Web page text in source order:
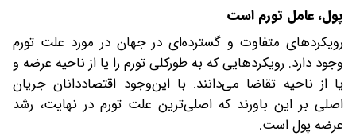
پول، عامل تورم است
رویکردهای متفاوت و گسترده‌ای در جهان در مورد علت تورم
وجود دارد. رویکردهایی که به طورکلی تورم را یا از ناحیه عرضه و
یا از ناحیه تقاضا می‌دانند. با این‌وجود اقتصاددانان جریان
اصلی بر این باورند که اصلی‌ترین علت تورم در نهایت، رشد
عرضه پول است.